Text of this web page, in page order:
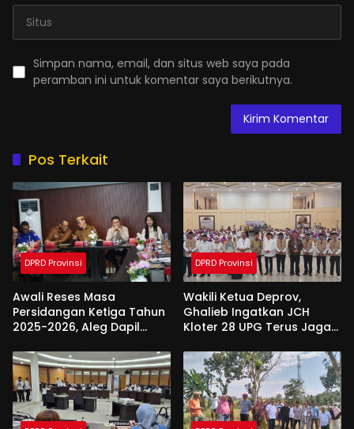
Simpan nama, email, dan situs web saya pada
peramban ini untuk komentar saya berikutnya.
Pos Terkait
DPRD Provinsi
Awali Reses Masa
Persidangan Ketiga Tahun
2025-2026, Aleg Dapil
Apresiasi Dari Pemda
DPRD Provinsi
Wakili Ketua Deprov,
Ghalieb Ingatkan JCH
Kloter 28 UPG Terus Jaga
Tanah Suci